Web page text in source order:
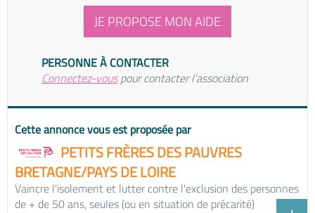
JE PROPOSE MON AIDE
PERSONNE À CONTACTER
Connectez-vouspour contacter l'association
Cette annonce vous est proposée par
PETITS FRÈRES DES PAUVRES
BRETAGNE/PAYS DE LOIRE
Vaincre l'isolement et lutter contre l'exclusion des personnes
de + de 50 ans, seules (ou en situation de précarité)